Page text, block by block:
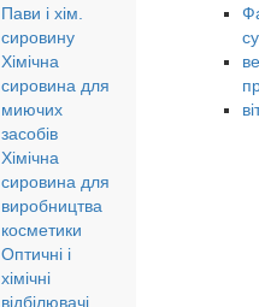
Пави і хім.
сировину
Хімічна
сировина для
миючих
засобів
Хімічна
сировина для
виробництва
косметики
Оптичні і
хімічні
відбілювачі